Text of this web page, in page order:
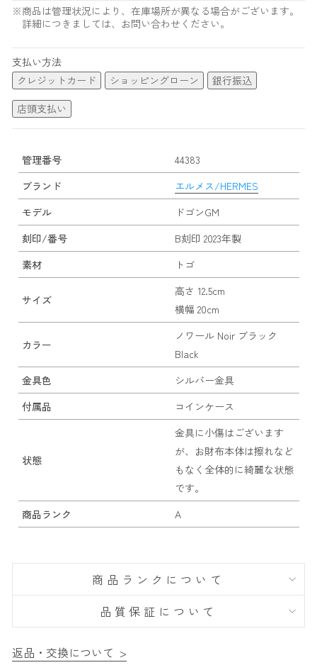
※商品は管理状況により、在庫場所が異なる場合がございます。
詳細につきましては、お問い合わせください。
支払い方法
クレジットカード
ショッピングローン
銀行振込
店頭支払い
管理番号
44383
ブランド
エルメス/HERMES
モデル
ドゴンGM
刻印/番号
B刻印 2023年製
素材
トゴ
サイズ
高さ 12.5cm
横幅 20cm
カラー
ノワール Noir ブラック
Black
金具色
シルバー金具
付属品
コインケース
状態
金具に小傷はございます
が、お財布本体は擦れなど
もなく全体的に綺麗な状態
です。
商品ランク
A
商品ランクについて
品質保証について
返品・交換について >